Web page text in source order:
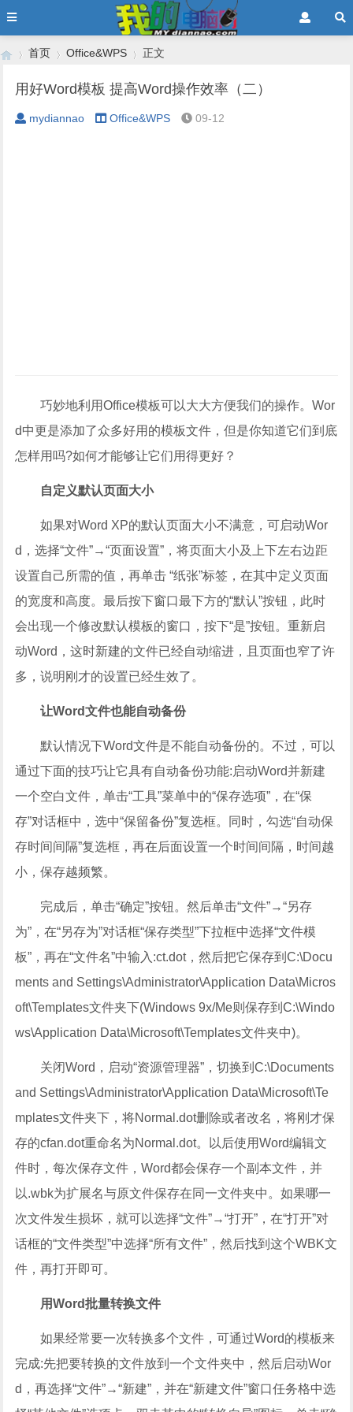
›
首页
›
Office&WPS
›
正文
用好Word模板 提高Word操作效率（二）
mydiannao Office&WPS 09-12
巧妙地利用Office模板可以大大方便我们的操作。Wor
d中更是添加了众多好用的模板文件，但是你知道它们到底
怎样用吗?如何才能够让它们用得更好？
自定义默认页面大小
如果对Word XP的默认页面大小不满意，可启动Wor
d，选择“文件”→“页面设置”，将页面大小及上下左右边距
设置自己所需的值，再单击 “纸张”标签，在其中定义页面
的宽度和高度。最后按下窗口最下方的“默认”按钮，此时
会出现一个修改默认模板的窗口，按下“是”按钮。重新启
动Word，这时新建的文件已经自动缩进，且页面也窄了许
多，说明刚才的设置已经生效了。
让Word文件也能自动备份
默认情况下Word文件是不能自动备份的。不过，可以
通过下面的技巧让它具有自动备份功能:启动Word并新建
一个空白文件，单击“工具”菜单中的“保存选项”，在“保
存”对话框中，选中“保留备份”复选框。同时，勾选“自动保
存时间间隔”复选框，再在后面设置一个时间间隔，时间越
小，保存越频繁。
完成后，单击“确定”按钮。然后单击“文件”→“另存
为”，在“另存为”对话框“保存类型”下拉框中选择“文件模
板”，再在“文件名”中输入:ct.dot，然后把它保存到C:\Docu
ments and Settings\Administrator\Application Data\Micros
oft\Templates文件夹下(Windows 9x/Me则保存到C:\Windo
ws\Application Data\Microsoft\Templates文件夹中)。
关闭Word，启动“资源管理器”，切换到C:\Documents
and Settings\Administrator\Application Data\Microsoft\Te
mplates文件夹下，将Normal.dot删除或者改名，将刚才保
存的cfan.dot重命名为Normal.dot。以后使用Word编辑文
件时，每次保存文件，Word都会保存一个副本文件，并
以.wbk为扩展名与原文件保存在同一文件夹中。如果哪一
次文件发生损坏，就可以选择“文件”→“打开”，在“打开”对
话框的“文件类型”中选择“所有文件”，然后找到这个WBK文
件，再打开即可。
用Word批量转换文件
如果经常要一次转换多个文件，可通过Word的模板来
完成:先把要转换的文件放到一个文件夹中，然后启动Wor
d，再选择“文件”→“新建”，并在“新建文件”窗口任务格中选